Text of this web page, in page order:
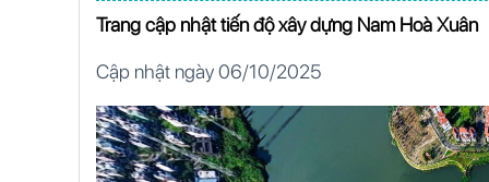
Trang cập nhật tiến độ xây dựng Nam Hoà Xuân
Cập nhật ngày 06/10/2025